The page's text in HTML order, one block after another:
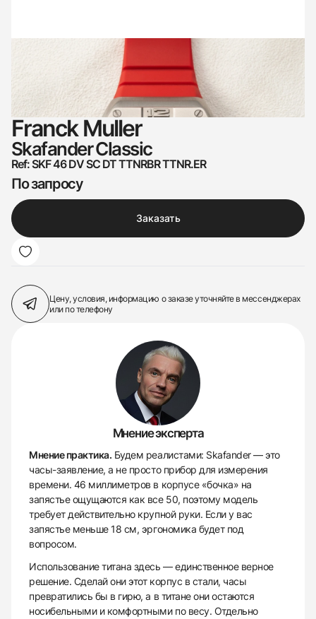
Franck Muller
Skafander Classic
Ref: SKF 46 DV SC DT TTNRBR TTNR.ER
По запросу
Заказать
Цену, условия, информацию о заказеуточняйте в мессенджерах
или по телефону
Мнение эксперта
Мнение практика. Будем реалистами: Skafander — это
часы-заявление, а не просто прибор для измерения
времени. 46 миллиметров в корпусе «бочка» на
запястье ощущаются как все 50, поэтому модель
требует действительно крупной руки. Если у вас
запястье меньше 18 см, эргономика будет под
вопросом.
Использование титана здесь — единственное верное
решение. Сделай они этот корпус в стали, часы
превратились бы в гирю, а в титане они остаются
носибельными и комфортными по весу. Отдельно